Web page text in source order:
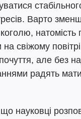
Варто
свіжому
але без
радять
науковці